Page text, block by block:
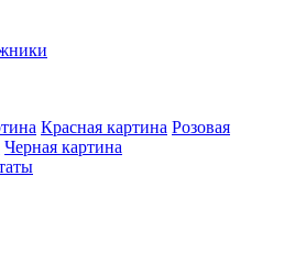
Красная картина Розовая
Черная картина